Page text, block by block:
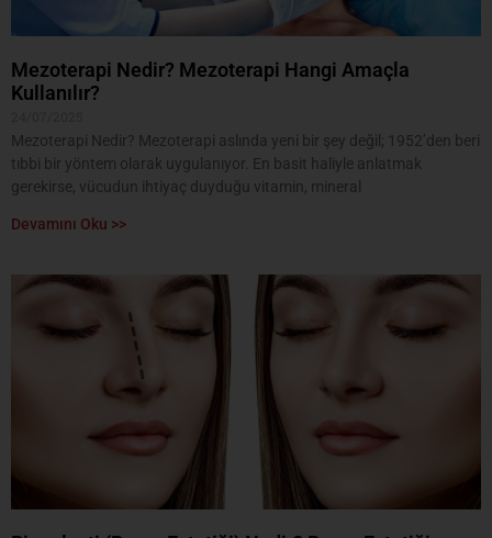
Mezoterapi Nedir? Mezoterapi Hangi Amaçla
Kullanılır?
Mezoterapi Nedir? Mezoterapi aslında yeni bir şey değil; 1952’den beri
tıbbi bir yöntem olarak uygulanıyor. En basit haliyle anlatmak
gerekirse, vücudun ihtiyaç duyduğu vitamin, mineral
Devamını Oku >>